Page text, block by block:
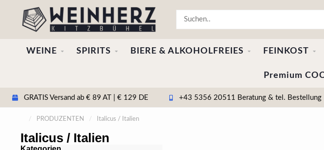
WEINE SPIRITS BIERE & ALKOHOLFREIES FEINKOST
Premium
GRATIS Versand ab € 89 AT | € 129 DE +43 5356 20511 Beratung & tel. Bestellung
/ PRODUZENTEN / Italicus / Italien
Italicus / Italien